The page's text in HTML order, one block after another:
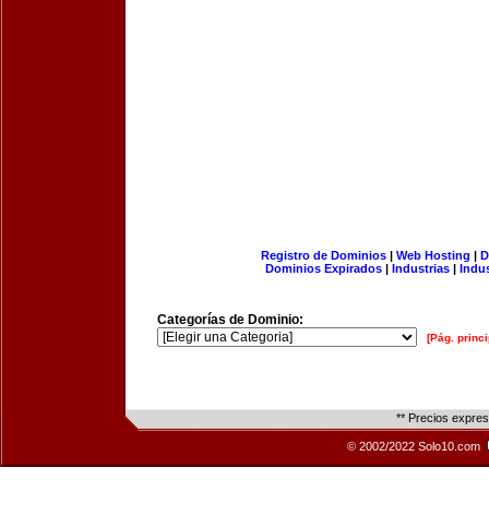
Registro de Dominios| Web Hosting |
Dominios Expirados | Industrias |
Categorías de Dominio:
[Pág.
** Precios
© 2002/2022 Solo10.com